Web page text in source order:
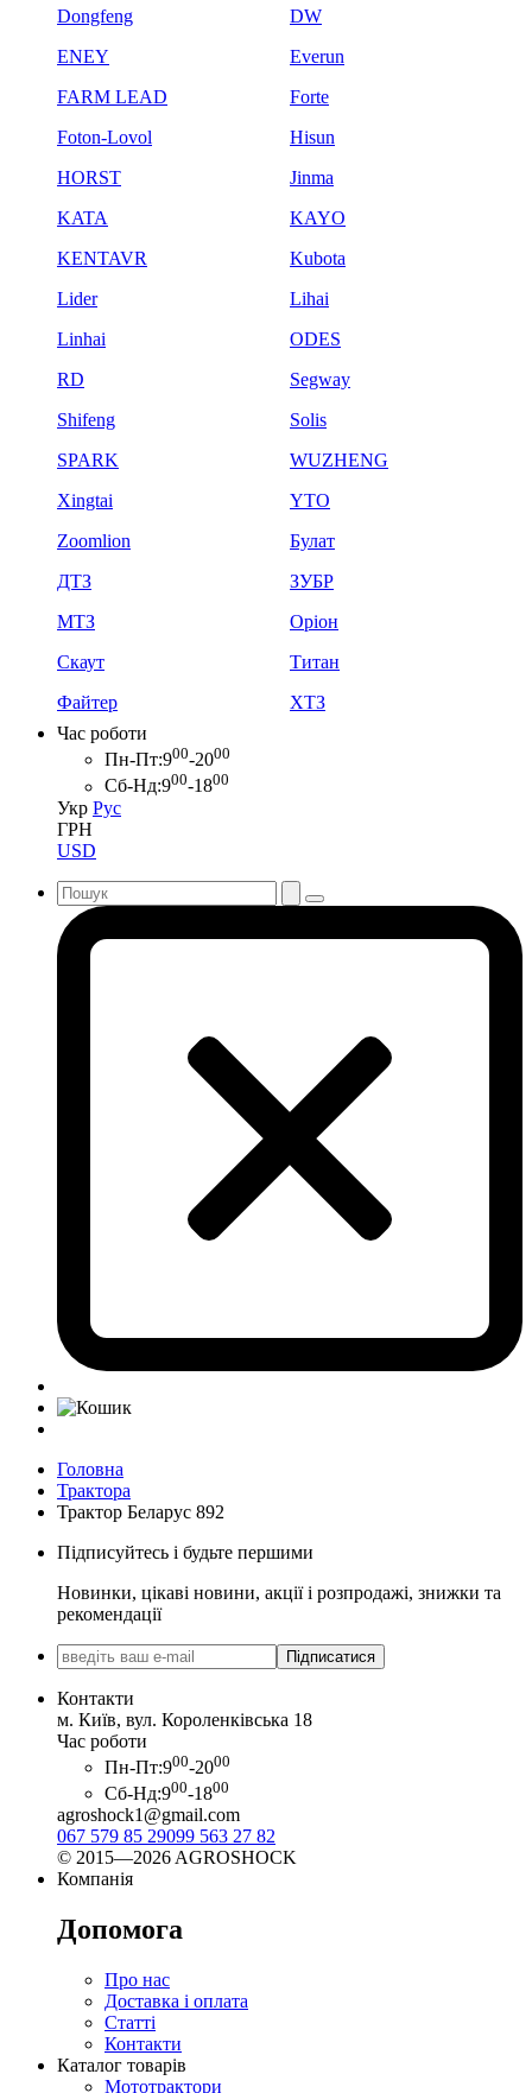
Dongfeng
DW
ENEY
Everun
FARM LEAD
Forte
Foton-Lovol
Hisun
HORST
Jinma
KATA
KAYO
KENTAVR
Kubota
Lider
Lihai
Linhai
ODES
RD
Segway
Shifeng
Solis
SPARK
WUZHENG
Xingtai
YTO
Zoomlion
Булат
ДТЗ
ЗУБР
МТЗ
Оріон
Скаут
Титан
Файтер
ХТЗ
Час роботи
Пн-Пт:900-2000
Сб-Нд:900-1800
Укр Рус
ГРН
USD
Головна
Трактора
Трактор Беларус 892
Підписуйтесь і будьте першими
Новинки, цікаві новини, акції і розпродажі, знижки та
рекомендації
Підписатися
Контакти
м. Київ, вул. Короленківська 18
Час роботи
Пн-Пт:900-2000
Сб-Нд:900-1800
agroshock1@gmail.com
067 579 85 29099 563 27 82
© 2015—2026 AGROSHOCK
Компанія
Допомога
Про нас
Доставка і оплата
Статті
Контакти
Каталог товарів
Мототрактори